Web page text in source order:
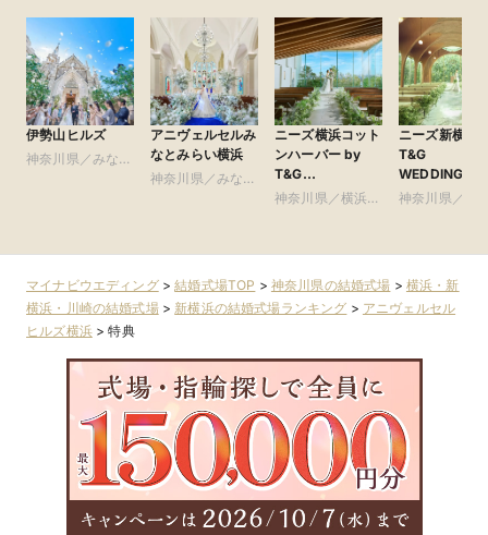
伊勢山ヒルズ
神奈川県／みなと
アニヴェルセルみ
なとみらい横浜
神奈川県／みなと
ニーズ横浜コット
ンハーバー by
T&G
WEDDING(旧
神奈川県／横浜・
ニーズ新横浜
T&G
WEDDING(旧
クアテラス迎
神奈川県／横
マイナビウエディング>結婚式場TOP > 神奈川県の結婚式場 > 横浜・新
横浜・川崎の結婚式場> 新横浜の結婚式場ランキング > アニヴェルセル
ヒルズ横浜>特典